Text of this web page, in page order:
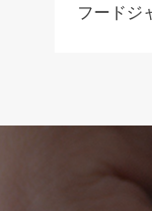
フードジ